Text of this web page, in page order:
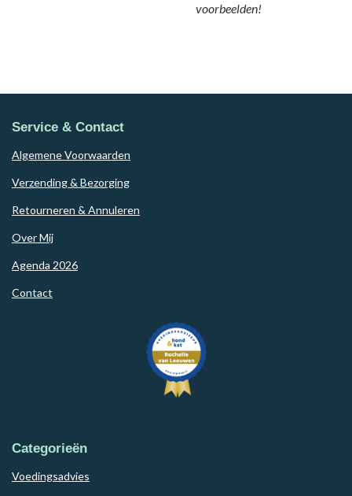
voorbeelden!
Service & Contact
Algemene Voorwaarden
Verzending & Bezorging
Retourneren & Annuleren
Over Mij
Agenda 2026
Contact
Categorieën
Voedingsadvies